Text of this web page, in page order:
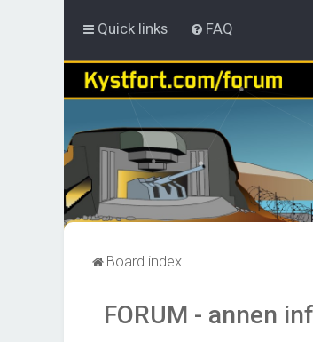
Quick links FAQ
Board index
FORUM - annen